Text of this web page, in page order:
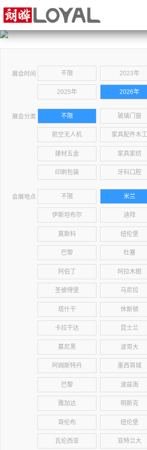
展会时间 不限 2023年
2025年 2026年
展会分类 不限 玻璃门窗
航空无人机 家具配件木工
建材五金 家具家纺
印刷包装 牙科口腔
会展地点 不限 米兰
伊斯坦布尔 迪拜
莫斯科 纽伦堡
巴黎 杜塞
阿伯丁 阿拉木图
圣彼得堡 马尼拉
塔什干 休斯顿
卡拉干达 昆士兰
慕尼黑 波哥大
阿姆斯特丹 墨西哥城
巴黎 波兹南
雅加达 明斯克
哥伦布 纽伦堡
瓦伦西亚 亚特兰大